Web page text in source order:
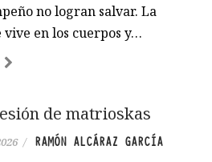
no logran salvar. La
vive en los cuerpos y…
de matrioskas
/ RAMÓN ALCÁRAZ GARCÍA